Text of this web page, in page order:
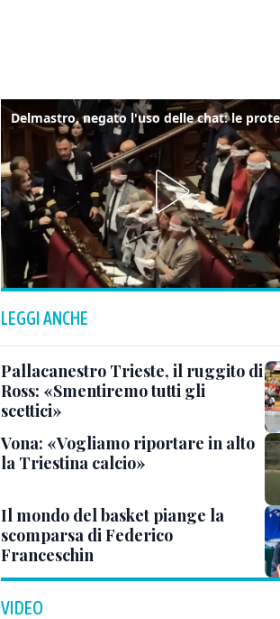
LEGGI ANCHE
Pallacanestro Trieste, il ruggito di
Ross: «Smentiremo tutti gli
scettici»
Vona: «Vogliamo riportare in alto
la Triestina calcio»
Il mondo del basket piange la
scomparsa di Federico
Franceschin
VIDEO